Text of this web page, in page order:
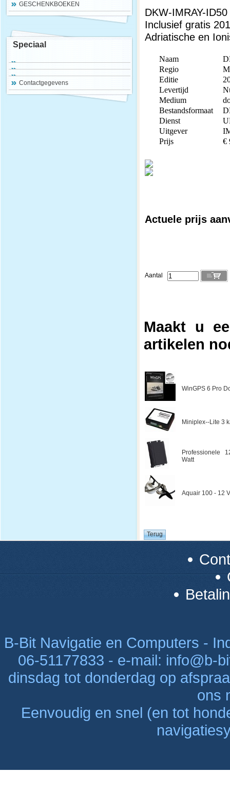
GESCHENKBOEKEN
Speciaal
Contactgegevens
DKW-IMRAY-
Inclusief gratis
Adriatische en
Naam
Regio
Editie
Levertijd
Medium
Bestandsformaat
Dienst
Uitgever
Prijs
€
Actuele prijs
Aantal
Maakt u
artikelen
WinGPS 6 Pro
Miniplex--Lite 3
Professionele
Watt
Aquair 100 - 12
B-Bit Navigatie en Computers -
06-51177833 - e-mail: info@b-
dinsdag tot donderdag op
ons
Eenvoudig en snel (en tot